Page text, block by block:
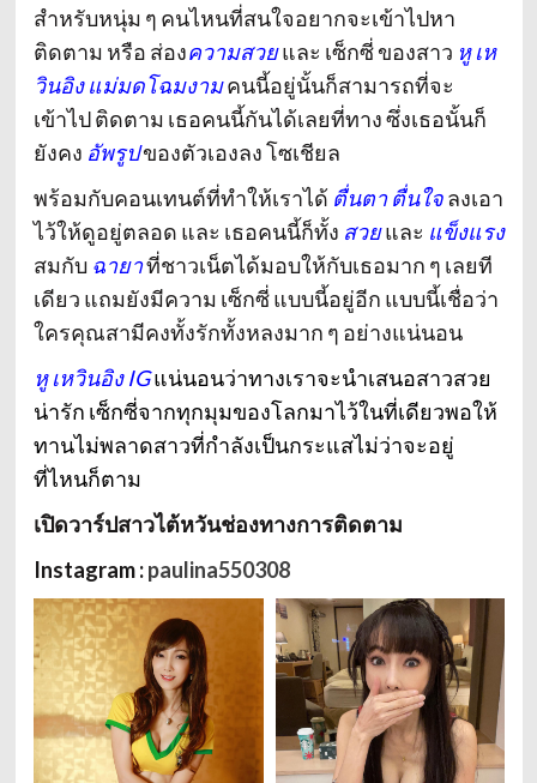
สำหรับหนุ่ม ๆ คนไหนที่สนใจอยากจะเข้าไปหา
ติดตาม หรือ ส่องความสวยและ เซ็กซี่ ของสาว หู เห
วินอิง แม่มดโฉมงามคนนี้อยู่นั้นก็สามารถที่จะ
เข้าไป ติดตาม เธอคนนี้กันได้เลยที่ทาง ซึ่งเธอนั้นก็
ยังคง อัพรูปของตัวเองลง โซเชียล
พร้อมกับคอนเทนต์ที่ทำให้เราได้ ตื่นตา ตื่นใจลงเอา
ไว้ให้ดูอยู่ตลอด และ เธอคนนี้ก็ทั้ง สวยและ แข็งแรง
สมกับ ฉายาที่ชาวเน็ตได้มอบให้กับเธอมาก ๆ เลยที
เดียว แถมยังมีความ เซ็กซี่ แบบนี้อยู่อีก แบบนี้เชื่อว่า
ใครคุณสามีคงทั้งรักทั้งหลงมาก ๆ อย่างแน่นอน
หู เหวินอิง IGแน่นอนว่าทางเราจะนำเสนอสาวสวย
น่ารัก เซ็กซี่จากทุกมุมของโลกมาไว้ในที่เดียวพอให้
ทานไม่พลาดสาวที่กำลังเป็นกระแสไม่ว่าจะอยู่
ที่ไหนก็ตาม
เปิดวาร์ปสาวไต้หวันช่องทางการติดตาม
Instagram :paulina550308